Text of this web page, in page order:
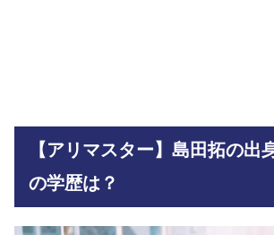
【アリマスター】島田拓の出
の学歴は？